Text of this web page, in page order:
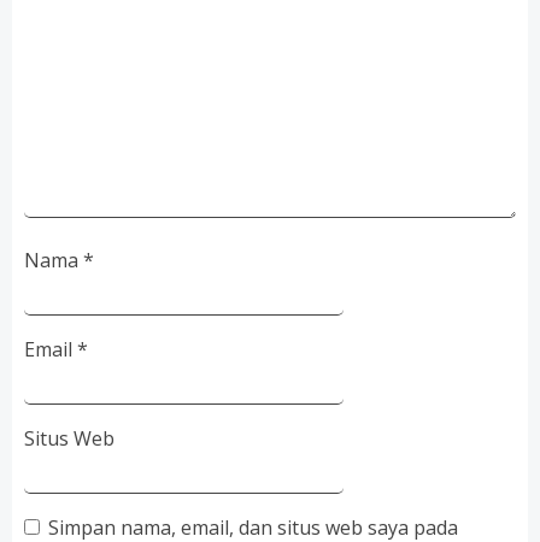
Nama *
Email *
Situs Web
Simpan nama, email, dan situs web saya pada